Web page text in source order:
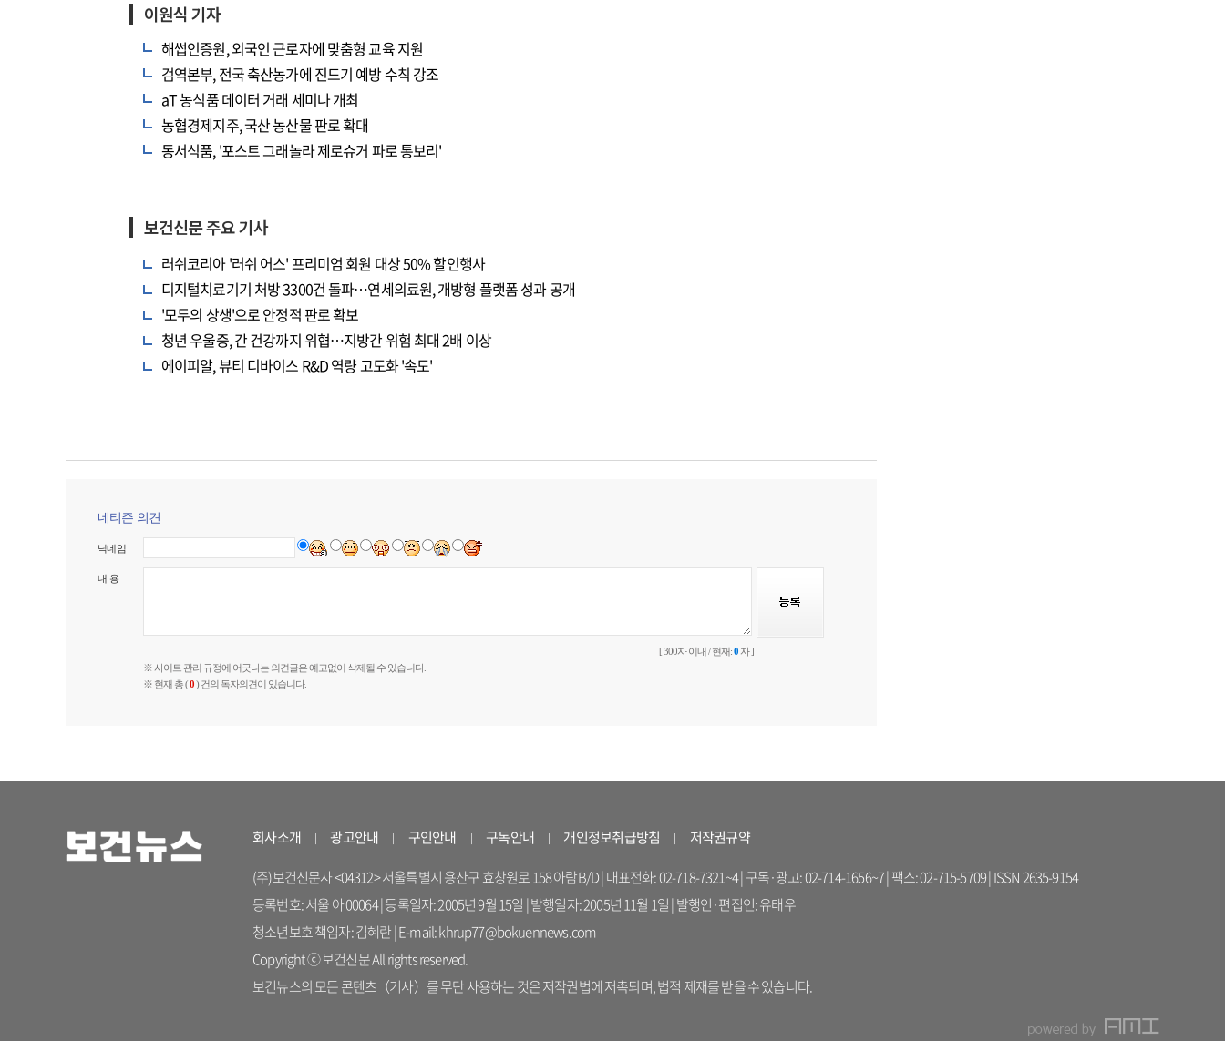
이원식 기자
해썹인증원, 외국인 근로자에 맞춤형 교육 지원
검역본부, 전국 축산농가에 진드기 예방 수칙 강조
aT 농식품 데이터 거래 세미나 개최
농협경제지주, 국산 농산물 판로 확대
동서식품, '포스트 그래놀라 제로슈거 파로 통보리'
보건신문 주요 기사
러쉬코리아 '러쉬 어스' 프리미엄 회원 대상 50% 할인행사
디지털치료기기 처방 3300건 돌파…연세의료원, 개방형 플랫폼 성과 공개
'모두의 상생'으로 안정적 판로 확보
청년 우울증, 간 건강까지 위협…지방간 위험 최대 2배 이상
에이피알, 뷰티 디바이스 R&D 역량 고도화 '속도'
네티즌 의견
닉네임
내 용
[ 300자 이내 / 현재:0 자 ]
※ 사이트 관리 규정에 어긋나는 의견글은 예고없이 삭제될 수 있습니다.
※ 현재 총 (0) 건의 독자의견이 있습니다.
회사소개 광고안내 구인안내 구독안내 개인정보취급방침
저작권규약
(주)보건신문사 <04312> 서울특별시 용산구 효창원로 158 아람B/D | 대표전화: 02-718-7321~4 | 구독·광고: 02-714-1656~7 | 팩스: 02-715-5709 | ISSN 2635-9154
등록번호: 서울 아 00064 | 등록일자: 2005년 9월 15일 | 발행일자: 2005년 11월 1일 | 발행인·편집인: 유태우
청소년보호 책임자: 김혜란 | E-mail: khrup77@bokuennews.com
Copyright ⓒ 보건신문 All rights reserved.
보건뉴스의 모든 콘텐츠（기사）를 무단 사용하는 것은 저작권법에 저촉되며, 법적 제재를 받을 수 있습니다.